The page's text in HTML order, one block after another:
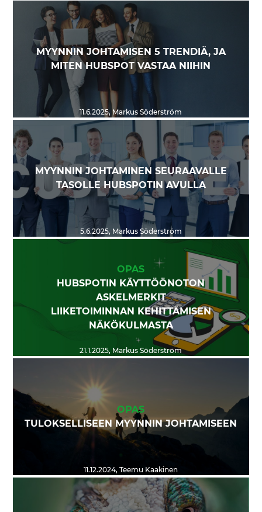
MYYNNIN JOHTAMISEN 5 TRENDIÄ, JA
MITEN HUBSPOT VASTAA NIIHIN
11.6.2025, Markus Söderström
MYYNNIN JOHTAMINEN SEURAAVALLE
TASOLLE HUBSPOTIN AVULLA
5.6.2025, Markus Söderström
OPAS
HUBSPOTIN KÄYTTÖÖNOTON
ASKELMERKIT
LIIKETOIMINNAN KEHITTÄMISEN
NÄKÖKULMASTA
21.1.2025, Markus Söderström
OPAS
TULOKSELLISEEN MYYNNIN JOHTAMISEEN
11.12.2024,Teemu Kaakinen